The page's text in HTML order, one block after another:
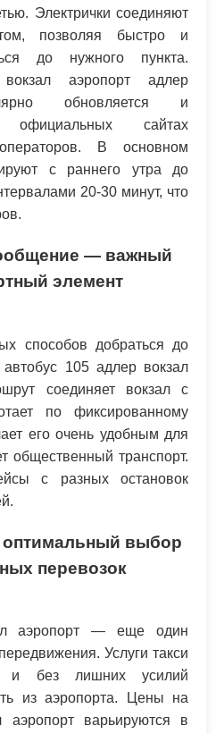
Электрички соединяют
позволяя быстро и
до нужного пункта.
аэропорт адлер
обновляется и
официальных сайтах
В основном
с раннего утра до
20-30 минут, что
— важный
элемент
способов добраться до
автобус 105 адлер вокзал
соединяет вокзал с
по фиксированному
его очень удобным для
общественный транспорт.
с разных остановок
выбор
перевозок
аэропорт — еще один
Услуги такси
и без лишних усилий
из аэропорта. Цены на
аэропорт варьируются в